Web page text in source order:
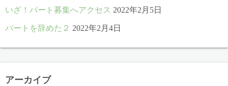
いざ！パート募集へアクセス 2022年2月5日
パートを辞めた２ 2022年2月4日
アーカイブ